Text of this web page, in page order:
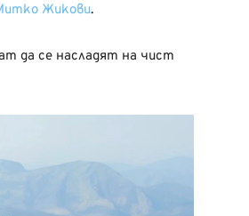
Жикови.
да се насладят на чист